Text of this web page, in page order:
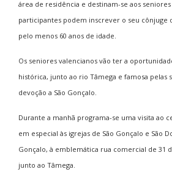
área de residência e destinam-se aos
participantes podem inscrever o seu cônjuge
pelo menos 60 anos de idade.
Os seniores valencianos vão ter a
histórica, junto ao rio Tâmega e famosa pelas
devoção a São Gonçalo.
Durante a manhã programa-se uma visita ao
em especial às igrejas de São Gonçalo e São
Gonçalo, à emblemática rua comercial de 31
junto ao Tâmega.